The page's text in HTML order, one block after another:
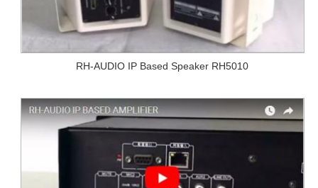
RH-AUDIO IP Based Speaker RH5010